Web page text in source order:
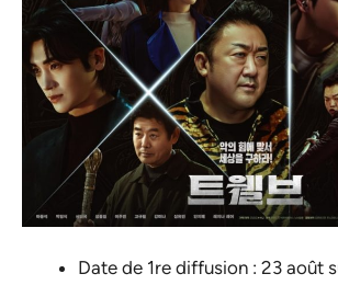
Date de 1re diffusion : 23 août